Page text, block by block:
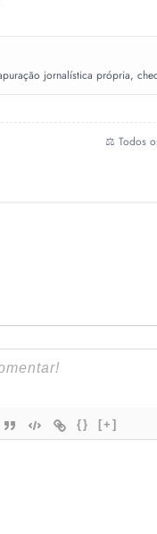
jornalística própria,
⚖️ Todos
{} [+]